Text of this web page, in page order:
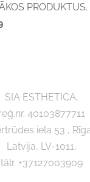
SIA ESTHETICA,
40103877711
iela 53 ,
Latvija, LV-1011,
tālr. +37127003909